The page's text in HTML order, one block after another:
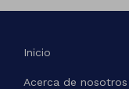
Inicio
Acerca de nosotros